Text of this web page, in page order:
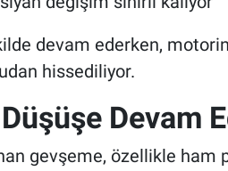
devam ederken,
hissediliyor.
Devam
gevşeme, özellikle ham